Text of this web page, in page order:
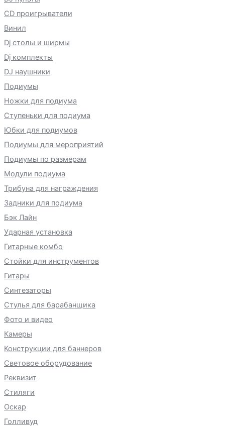
CD проигрыватели
Винил
Dj столы и ширмы
Dj комплекты
DJ наушники
Подиумы
Ножки для подиума
Ступеньки для подиума
Юбки для подиумов
Подиумы для мероприятий
Подиумы по размерам
Модули подиума
Трибуна для награждения
Задники для подиума
Бэк Лайн
Ударная установка
Гитарные комбо
Стойки для инструментов
Гитары
Синтезаторы
Стулья для барабанщика
Фото и видео
Камеры
Конструкции для баннеров
Световое оборудование
Реквизит
Стиляги
Оскар
Голливуд